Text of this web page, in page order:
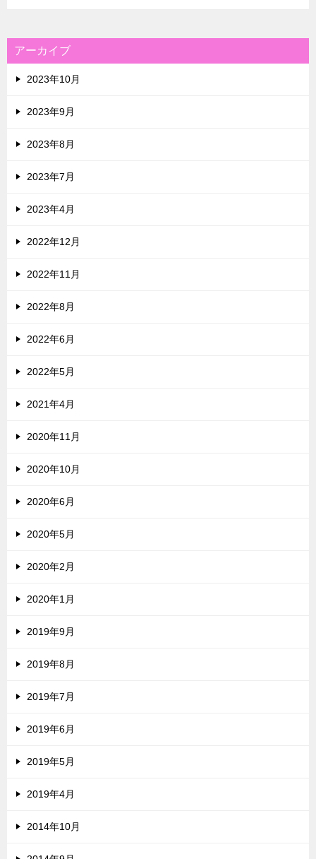
アーカイブ
2023年10月
2023年9月
2023年8月
2023年7月
2023年4月
2022年12月
2022年11月
2022年8月
2022年6月
2022年5月
2021年4月
2020年11月
2020年10月
2020年6月
2020年5月
2020年2月
2020年1月
2019年9月
2019年8月
2019年7月
2019年6月
2019年5月
2019年4月
2014年10月